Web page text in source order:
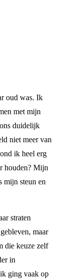
oud was. Ik
met mijn
duidelijk
niet meer van
ik heel erg
houden? Mijn
mijn steun en
straten
maar
die keuze zelf
in
ging vaak op